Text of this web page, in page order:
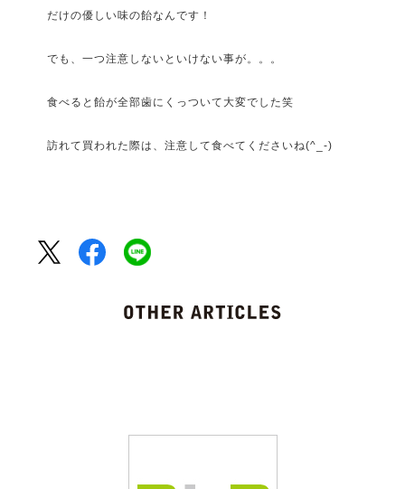
だけの優しい味の飴なんです！
でも、一つ注意しないといけない事が。。。
食べると飴が全部歯にくっついて大変でした笑
訪れて買われた際は、注意して食べてくださいね(^_-)